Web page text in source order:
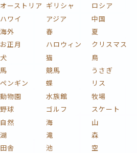
オーストリア ギリシャ ロシア
ハワイ
アジア 中国
海外
春 夏
お正月
ハロウィン クリスマス
犬
猫 鳥
馬
競馬 うさぎ
ペンギン
蝶 リス
動物園
水族館 牧場
野球
ゴルフ スケート
自然
海 山
湖
滝 森
田舎
池 空